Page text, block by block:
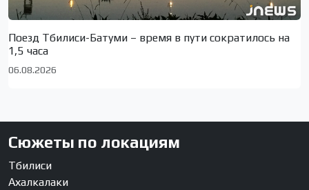
Поезд Тбилиси-Батуми – время в пути сократилось на
1,5 часа
06.08.2026
Сюжеты по локациям
Тбилиси
Ахалкалаки